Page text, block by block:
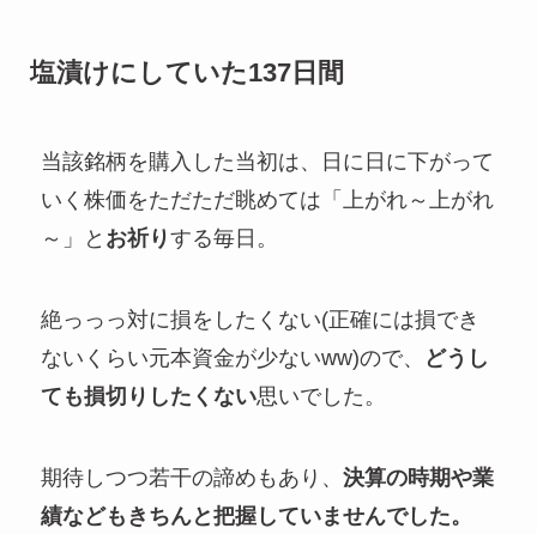
塩漬けにしていた137日間
当該銘柄を購入した当初は、日に日に下がって
いく株価をただただ眺めては「上がれ～上がれ
～」と お祈りする毎日。
絶っっっ対に損をしたくない(正確には損でき
ないくらい元本資金が少ないww)ので、
どうし
ても損切りしたくない思いでした。
期待しつつ若干の諦めもあり、 決算の時期や業
績などもきちんと把握していませんでした。